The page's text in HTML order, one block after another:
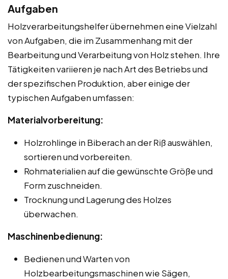
Aufgaben
Holzverarbeitungshelfer übernehmen eine Vielzahl
von Aufgaben, die im Zusammenhang mit der
Bearbeitung und Verarbeitung von Holz stehen. Ihre
Tätigkeiten variieren je nach Art des Betriebs und
der spezifischen Produktion, aber einige der
typischen Aufgaben umfassen:
Materialvorbereitung:
Holzrohlinge in Biberach an der Riß auswählen,
sortieren und vorbereiten.
Rohmaterialien auf die gewünschte Größe und
Form zuschneiden.
Trocknung und Lagerung des Holzes
überwachen.
Maschinenbedienung:
Bedienen und Warten von
Holzbearbeitungsmaschinen wie Sägen,